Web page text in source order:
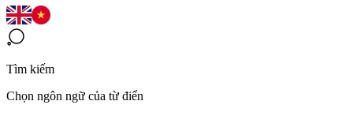
Tìm kiếm
Chọn ngôn ngữ của từ điển